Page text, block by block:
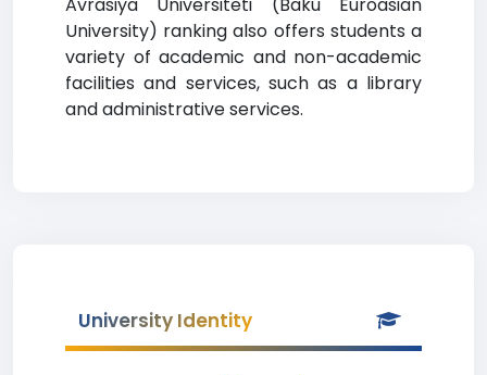
University) ranking also offers students a
variety of academic and non-academic
facilities and services, such as a library
and administrative services.
University Identity